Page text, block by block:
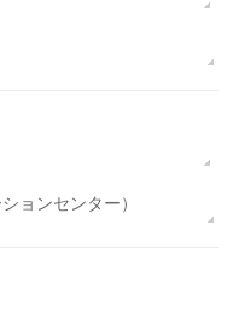
ョンセンター）